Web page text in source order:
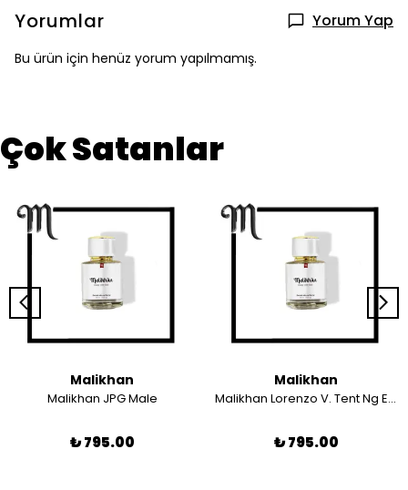
Yorumlar Yorum Yap
Bu ürün için henüz yorum yapılmamış.
Çok Satanlar
Malikhan
Malikhan JPG Male
₺ 795.00
Malikhan
Malikhan Lorenzo V. Tent Ng EDP
₺ 795.00